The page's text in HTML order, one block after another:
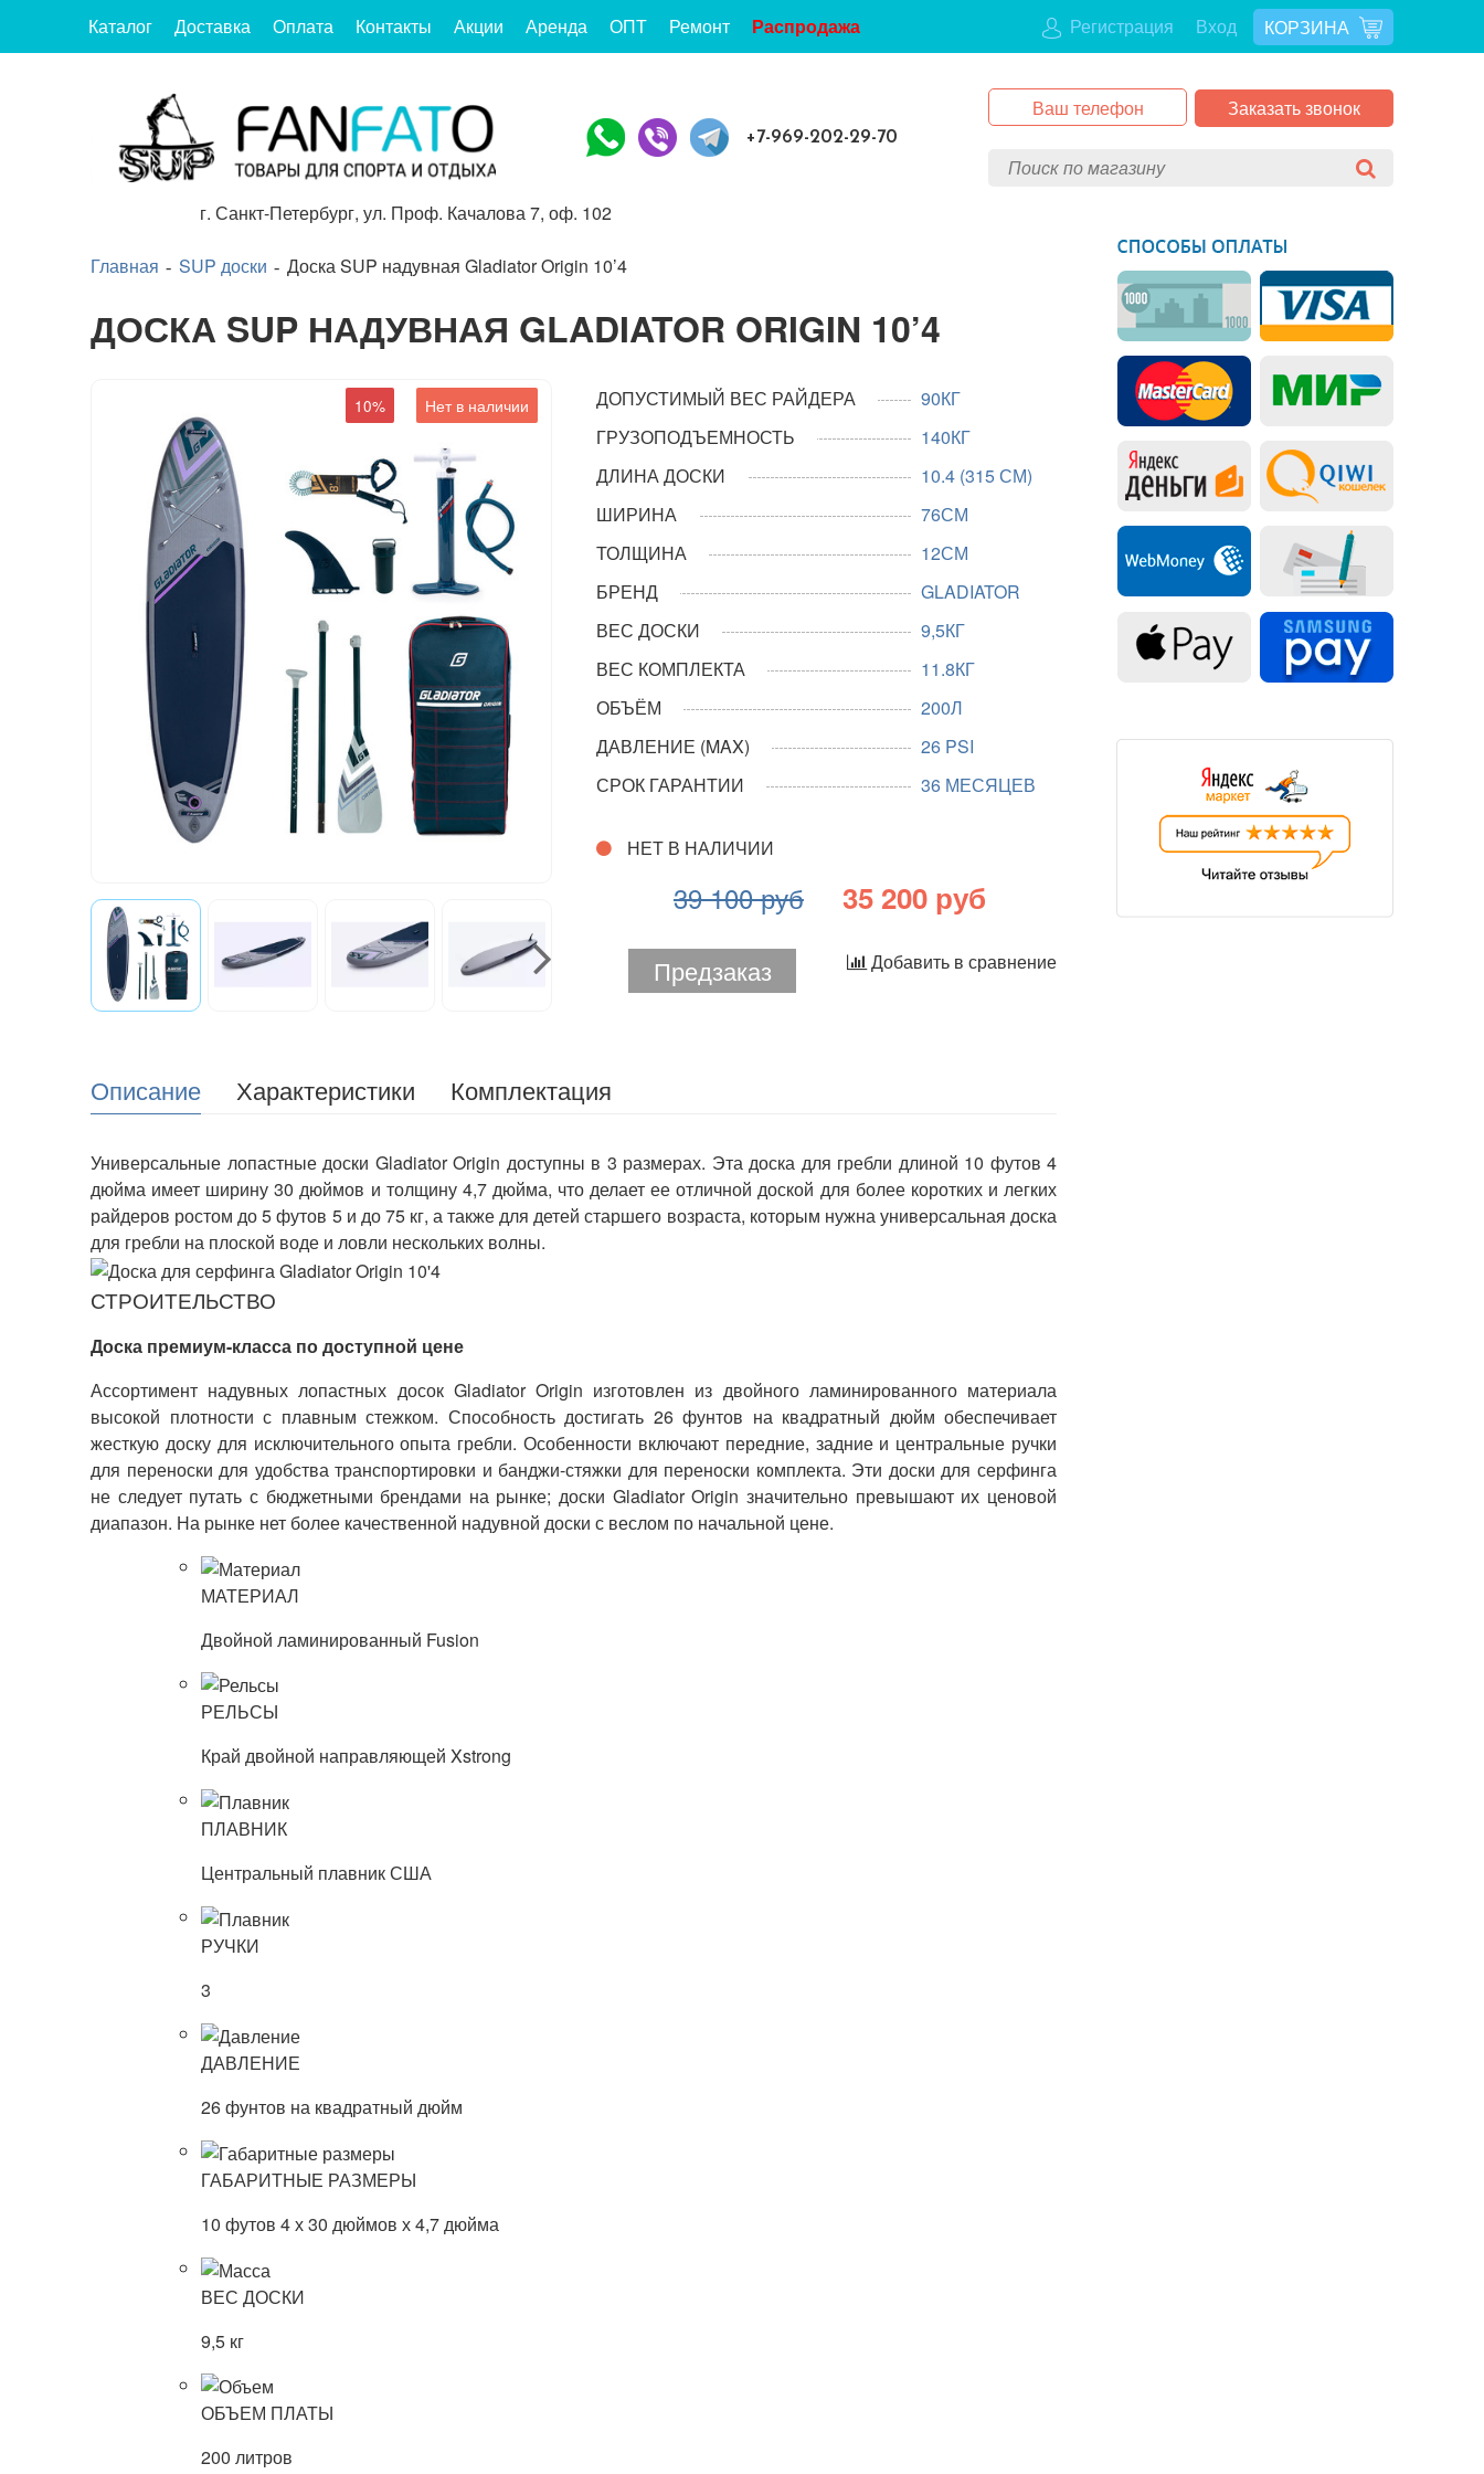
Каталог Доставка Оплата Контакты Акции Аренда ОПТ Ремонт Распродажа Регистрация Вход КОРЗИНА
+7-969-202-29-70
Заказать звонок
г. Санкт-Петербург, ул. Проф. Качалова 7, оф. 102
Главная SUP доски Доска SUP надувная Gladiator Origin 10’4
ДОСКА SUP НАДУВНАЯ GLADIATOR ORIGIN 10’4
10% Нет в наличии ДОПУСТИМЫЙ ВЕС РАЙДЕРА
90КГ
ГРУЗОПОДЪЕМНОСТЬ
140КГ
ДЛИНА ДОСКИ
10.4 (315 СМ)
ШИРИНА
76СМ
ТОЛЩИНА
12СМ
БРЕНД
GLADIATOR
ВЕС ДОСКИ
9,5КГ
ВЕС КОМПЛЕКТА
11.8КГ
ОБЪЁМ
200Л
ДАВЛЕНИЕ (MAX)
26 PSI
СРОК ГАРАНТИИ
36 МЕСЯЦЕВ
НЕТ В НАЛИЧИИ
39 100 руб 35 200 руб
Предзаказ Добавить в сравнение
Описание Характеристики Комплектация
Универсальные лопастные доски Gladiator Origin доступны в 3 размерах. Эта доска для гребли длиной 10 футов 4
дюйма имеет ширину 30 дюймов и толщину 4,7 дюйма, что делает ее отличной доской для более коротких и легких
райдеров ростом до 5 футов 5 и до 75 кг, а также для детей старшего возраста, которым нужна универсальная доска
для гребли на плоской воде и ловли нескольких волны.
СТРОИТЕЛЬСТВО
Доска премиум-класса по доступной цене
Ассортимент надувных лопастных досок Gladiator Origin изготовлен из двойного ламинированного материала
высокой плотности с плавным стежком. Способность достигать 26 фунтов на квадратный дюйм обеспечивает
жесткую доску для исключительного опыта гребли. Особенности включают передние, задние и центральные ручки
для переноски для удобства транспортировки и банджи-стяжки для переноски комплекта. Эти доски для серфинга
не следует путать с бюджетными брендами на рынке; доски Gladiator Origin значительно превышают их ценовой
диапазон. На рынке нет более качественной надувной доски с веслом по начальной цене.
МАТЕРИАЛ
Двойной ламинированный Fusion
РЕЛЬСЫ
Край двойной направляющей Xstrong
ПЛАВНИК
Центральный плавник США
РУЧКИ
3
ДАВЛЕНИЕ
26 фунтов на квадратный дюйм
ГАБАРИТНЫЕ РАЗМЕРЫ
10 футов 4 х 30 дюймов х 4,7 дюйма
ВЕС ДОСКИ
9,5 кг
ОБЪЕМ ПЛАТЫ
200 литров